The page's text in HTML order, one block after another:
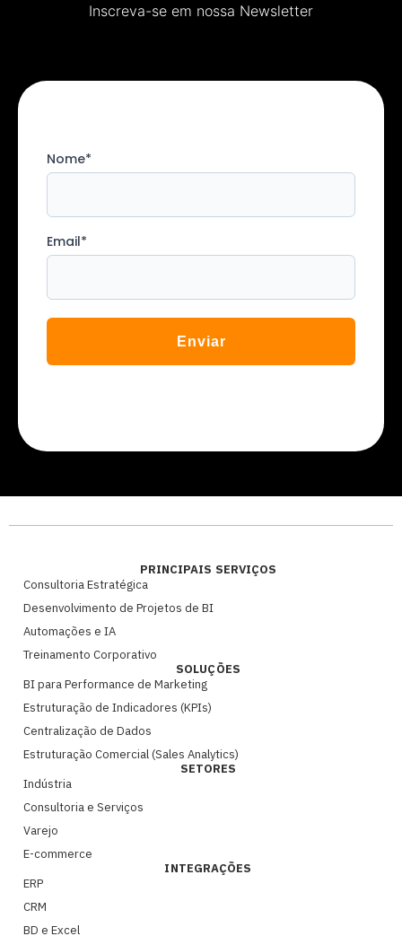
Inscreva-se em nossa Newsletter
Nome*
Email*
Enviar
PRINCIPAIS SERVIÇOS
Consultoria Estratégica
Desenvolvimento de Projetos de BI
Automações e IA
Treinamento Corporativo
SOLUÇÕES
BI para Performance de Marketing
Estruturação de Indicadores (KPIs)
Centralização de Dados
Estruturação Comercial (Sales Analytics)
SETORES
Indústria
Consultoria e Serviços
Varejo
E-commerce
INTEGRAÇÕES
ERP
CRM
BD e Excel